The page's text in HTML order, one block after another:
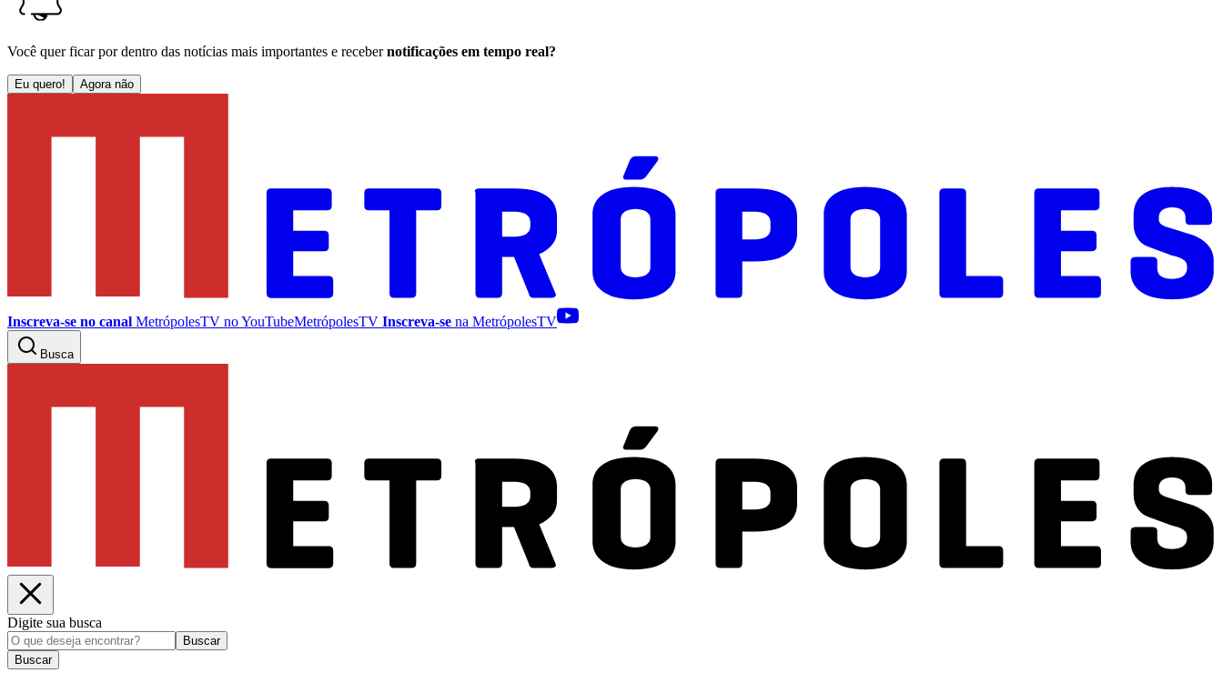
Você quer ficar por dentro das notícias mais importantes e receber notificações em tempo real?
Eu quero! Agora não
Inscreva-se no canal MetrópolesTV noYouTubeMetrópolesTV Inscreva-se na MetrópolesTV
Busca
Digite sua busca
Buscar
Buscar